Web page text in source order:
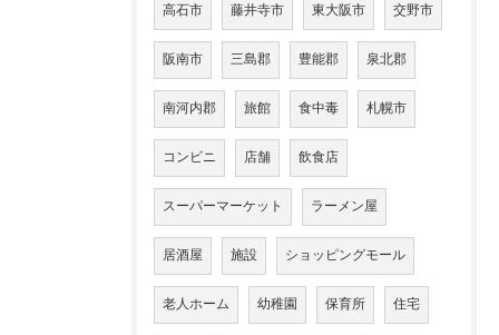
高石市 藤井寺市 東大阪市 交野市
阪南市 三島郡 豊能郡 泉北郡
南河内郡 旅館 食中毒 札幌市
コンビニ 店舗 飲食店
スーパーマーケット ラーメン屋
居酒屋 施設 ショッピングモール
老人ホーム 幼稚園 保育所 住宅